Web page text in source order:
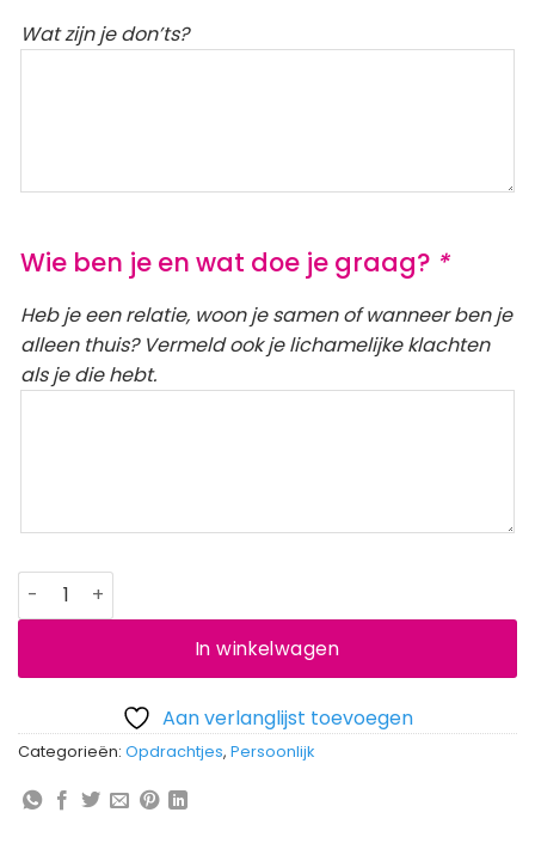
Wat zijn je don’ts?
Wie ben je en wat doe je graag? *
Heb je een relatie, woon je samen of wanneer ben je
alleen thuis? Vermeld ook je lichamelijke klachten
als je die hebt.
Moeilijke opdracht aantal
In winkelwagen
Aan verlanglijst toevoegen
Categorieën: Opdrachtjes, Persoonlijk